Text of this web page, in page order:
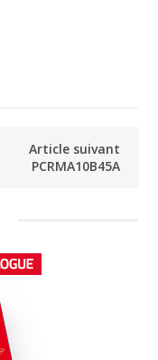
Article suivant
PCRMA10B45A